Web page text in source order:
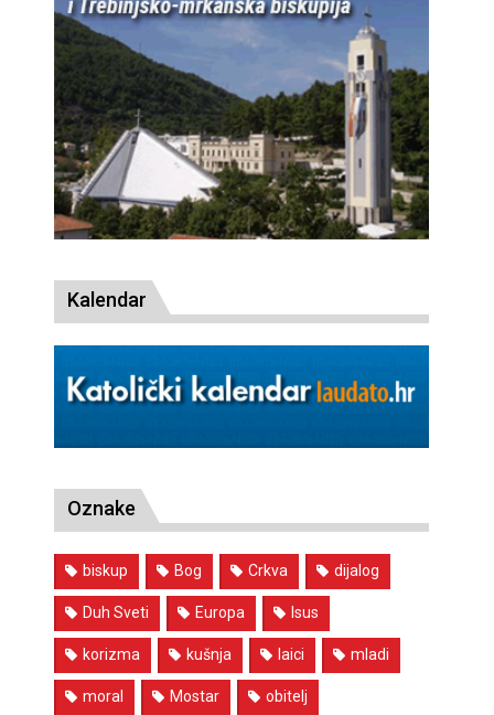
Kalendar
Oznake
biskup Bog Crkva dijalog
Duh Sveti Europa Isus
korizma kušnja laici mladi
moral Mostar obitelj